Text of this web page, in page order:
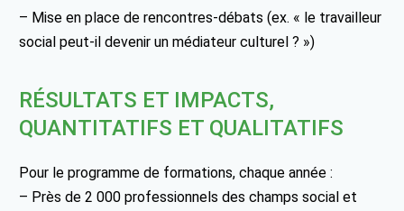
– Mise en place de rencontres-débats (ex. « le travailleur
social peut-il devenir un médiateur culturel ? »)
RÉSULTATS ET IMPACTS,
QUANTITATIFS ET QUALITATIFS
Pour le programme de formations, chaque année :
– Près de 2 000 professionnels des champs social et